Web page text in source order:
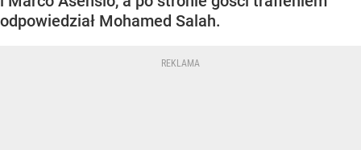
odpowiedział Mohamed Salah.